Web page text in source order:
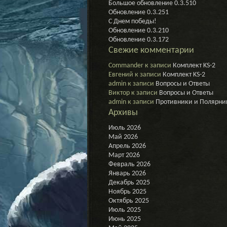
Большое обновление 0.3.510
Обновление 0.3.251
С Днем победы!
Обновление 0.3.210
Обновление 0.3.172
Свежие комментарии
Commander к записи Комплект KS-2
Евгений к записи Комплект KS-2
admin к записи Вопросы и Ответы
Виктор к записи Вопросы и Ответы
admin к записи Противники и
Архивы
Июль 2026
Май 2026
Апрель 2026
Март 2026
Февраль 2026
Январь 2026
Декабрь 2025
Ноябрь 2025
Октябрь 2025
Июль 2025
Июнь 2025